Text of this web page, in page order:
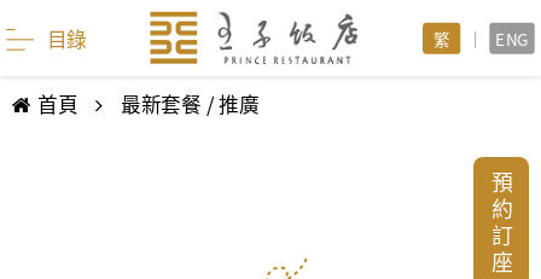
目錄 繁 | ENG
首頁 最新套餐 / 推廣
預
約
訂
座